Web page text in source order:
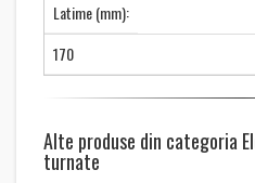
Latime (mm):
170
Alte produse din categoria
turnate